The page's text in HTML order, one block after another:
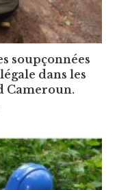
soupçonnées
dans les
Cameroun.